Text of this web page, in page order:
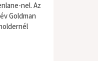
nel. Az
Goldman